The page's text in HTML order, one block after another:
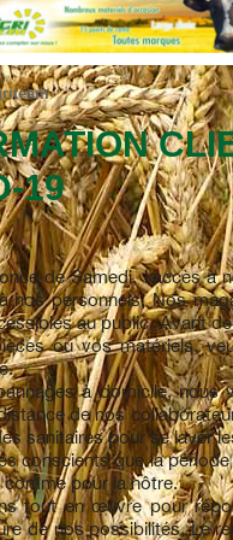
19
de Samedi, l'accès à
nos personnels. Nos
au public. Avant
ou vos matériels,
à domicile, nous
de nos
sanitaires pour se laver
conscients que la
pour la nôtre.
tout en œuvre pour
de nos possibilités. Le